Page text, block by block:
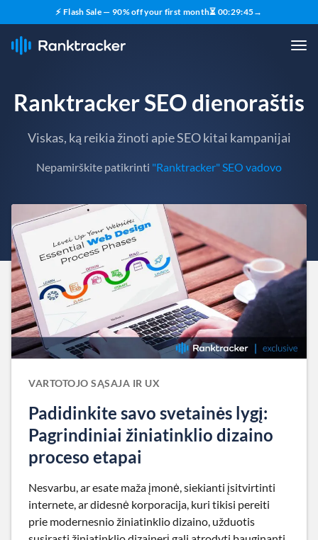
⚡ Flash Sale — 90% off your first month⏳ 00:29:43→
Ranktracker SEO dienoraštis
Viskas, ką reikia žinoti apie SEO kitai kampanijai
Nepamirškite patikrinti "Ranktracker" SEO vadovo
VARTOTOJO SĄSAJA IR UX
Padidinkite savo svetainės lygį:
Pagrindiniai žiniatinklio dizaino
proceso etapai
Nesvarbu, ar esate maža įmonė, siekianti įsitvirtinti
internete, ar didesnė korporacija, kuri tikisi pereiti
prie modernesnio žiniatinklio dizaino, užduotis